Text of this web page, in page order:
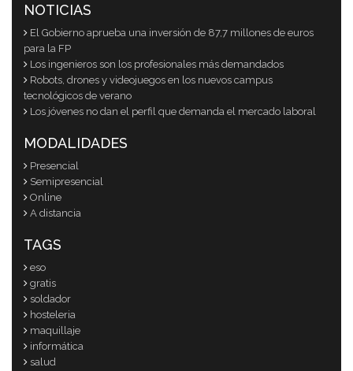
NOTICIAS
El Gobierno aprueba una inversión de 87,7 millones de euros
para la FP
Los ingenieros son los profesionales más demandados
Robots, drones y videojuegos en los nuevos campus
tecnológicos de verano
Los jóvenes no dan el perfil que demanda el mercado laboral
MODALIDADES
Presencial
Semipresencial
Online
A distancia
TAGS
eso
gratis
soldador
hosteleria
maquillaje
informática
salud